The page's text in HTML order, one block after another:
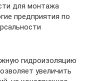
для монтажа
предприятия по
гидроизоляцию
увеличить